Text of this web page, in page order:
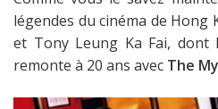
légendes du cinéma de Hong
et Tony Leung Ka Fai, dont
remonte à 20 ans avec The